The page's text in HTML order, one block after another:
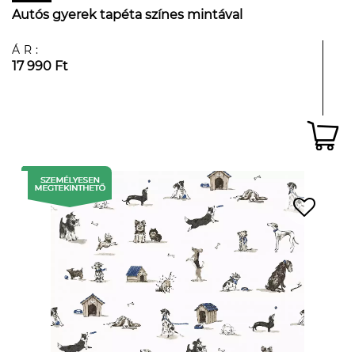
Autós gyerek tapéta színes mintával
ÁR:
17 990 Ft